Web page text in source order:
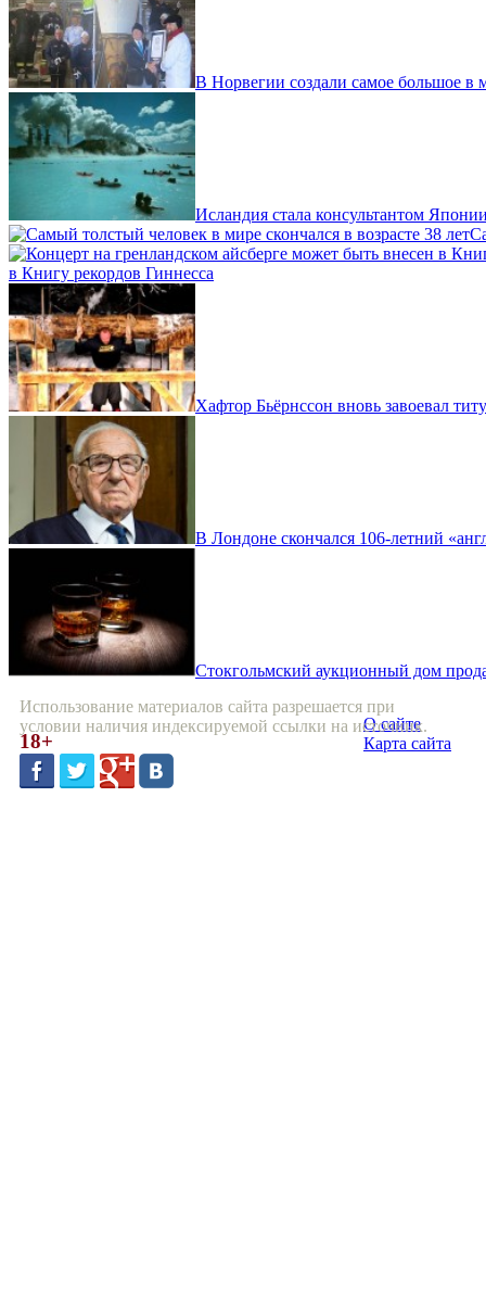
В Норвегии создали самое большое в
Исландия стала консультантом
в Книгу рекордов Гиннесса
Хафтор Бьёрнссон вновь завоевал
В Лондоне скончался 106-летний
Стокгольмский аукционный дом
Использование материалов сайта разрешается при
условии наличия индексируемой ссылки на источник.
18+
О сайте
Карта сайта